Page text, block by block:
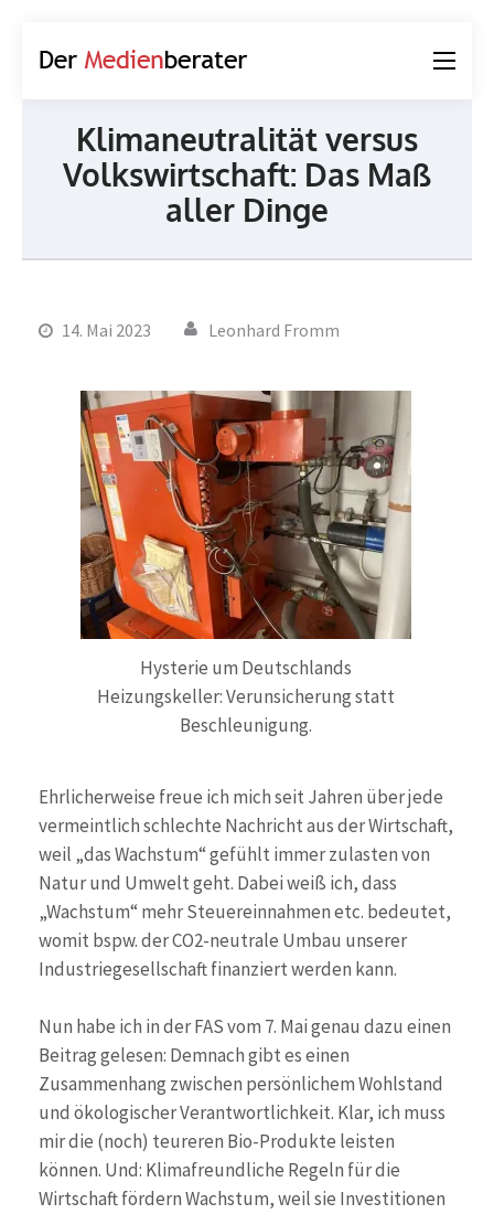
Klimaneutralität versus
Volkswirtschaft: Das Maß
aller Dinge
14. Mai 2023 Leonhard Fromm
Hysterie um Deutschlands
Heizungskeller: Verunsicherung statt
Beschleunigung.
Ehrlicherweise freue ich mich seit Jahren über jede
vermeintlich schlechte Nachricht aus der Wirtschaft,
weil „das Wachstum“ gefühlt immer zulasten von
Natur und Umwelt geht. Dabei weiß ich, dass
„Wachstum“ mehr Steuereinnahmen etc. bedeutet,
womit bspw. der CO2-neutrale Umbau unserer
Industriegesellschaft finanziert werden kann.
Nun habe ich in der FAS vom 7. Mai genau dazu einen
Beitrag gelesen: Demnach gibt es einen
Zusammenhang zwischen persönlichem Wohlstand
und ökologischer Verantwortlichkeit. Klar, ich muss
mir die (noch) teureren Bio-Produkte leisten
können. Und: Klimafreundliche Regeln für die
Wirtschaft fördern Wachstum, weil sie Investitionen